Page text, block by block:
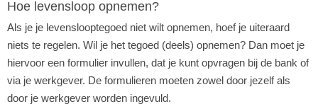
Hoe levensloop opnemen?
Als je je levenslooptegoed niet wilt opnemen, hoef je uiteraard
niets te regelen. Wil je het tegoed (deels) opnemen? Dan moet je
hiervoor een formulier invullen, dat je kunt opvragen bij de bank of
via je werkgever. De formulieren moeten zowel door jezelf als
door je werkgever worden ingevuld.